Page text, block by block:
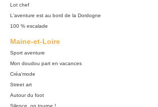
Lot chef
L'aventure est au bord de la Dordogne
100 % escalade
Maine-et-Loire
Sport aventure
Mon doudou part en vacances
Créa'mode
Street art
Autour du foot
Silence, on tourne !